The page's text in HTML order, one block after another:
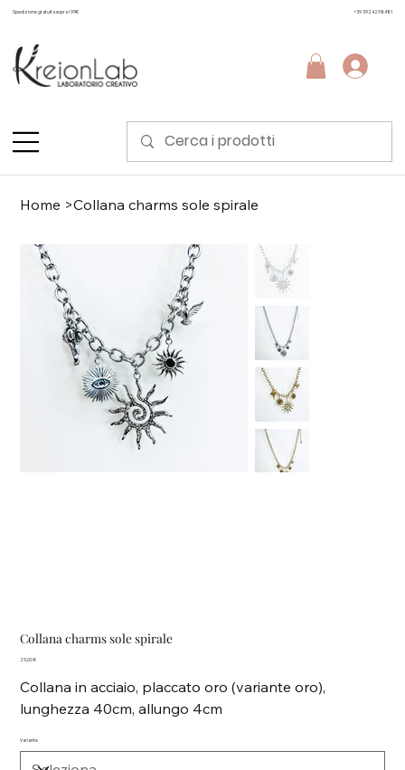
Spedizione gratuita sopra i 99€ +39 3924298481
Home >Collana charms sole spirale
Collana charms sole spirale
Prezzo
25,00 €
Collana in acciaio, placcato oro (variante oro),
lunghezza 40cm, allungo 4cm
Variante